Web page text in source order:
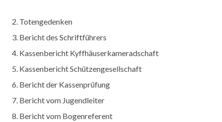
Totengedenken
Bericht des Schriftführers
Kassenbericht Kyffhäuserkameradschaft
Kassenbericht Schützengesellschaft
Bericht der Kassenprüfung
Bericht vom Jugendleiter
Bericht vom Bogenreferent